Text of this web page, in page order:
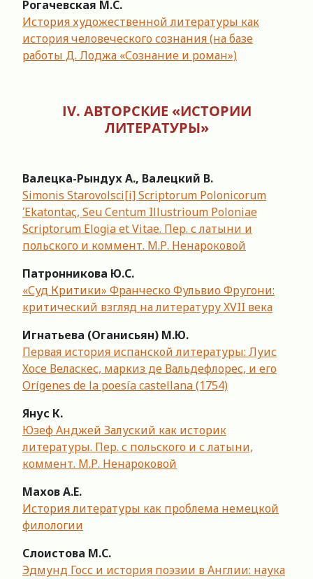
Рогачевская М.С.
История художественной литературы как
история человеческого сознания (на базе
работы Д. Лоджа «Сознание и роман»)
IV. АВТОРСКИЕ «ИСТОРИИ
ЛИТЕРАТУРЫ»
Валецка-РындухА., Валецкий В.
Simonis Starovolsci[i] Scriptorum Polonicorum
Έkatontaς, Seu Centum Illustrioum Poloniae
Scriptorum Elogia et Vitae. Пер. с латыни и
польского и коммент. М.Р. Ненароковой
Патронникова Ю.С.
«Суд Критики» Франческо Фульвио Фругони:
критический взгляд на литературу XVII века
Игнатьева (Оганисьян) М.Ю.
Первая история испанской литературы: Луис
Хосе Веласкес, маркиз де Вальдефлорес, и его
Orígenes de la poesía castellana (1754)
Янус К.
Юзеф Анджей Залуский как историк
литературы. Пер. с польского и с латыни,
коммент. М.Р. Ненароковой
Махов А.Е.
История литературы как проблема немецкой
филологии
Слоистова М.С.
Эдмунд Госс и история поэзии в Англии: наука